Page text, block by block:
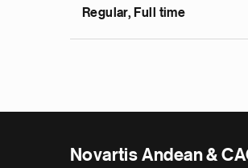
Regular, Full time
Novartis Andean &